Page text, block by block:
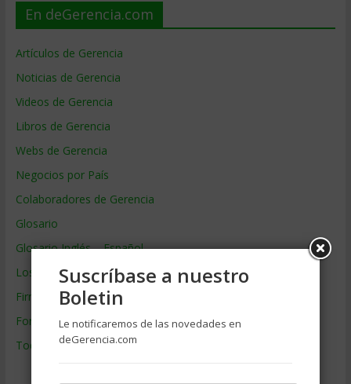
En deGerencia.com
Artículos de Gerencia
Noticias de Gerencia
Videos de Gerencia
Libros de Gerencia
Webs de Gerencia
Negocios por País
Colaboradores de Gerencia
Glosario
Glosario Inglés – Español
Los mejores MBA
Firmas de Gerencia
Formación de Gerencia
Todos los Temas
Suscríbase a nuestro
Boletin
Le notificaremos de las novedades en
deGerencia.com